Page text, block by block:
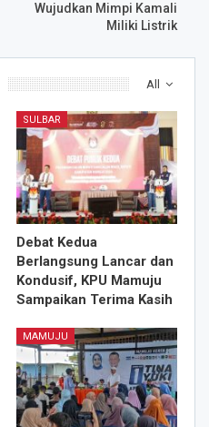
Wujudkan Mimpi Kamali
Miliki Listrik
All
SULBAR
Debat Kedua
Berlangsung Lancar dan
Kondusif, KPU Mamuju
Sampaikan Terima Kasih
MAMUJU